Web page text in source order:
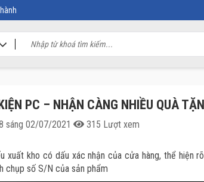
PC – NHẬN CÀNG NHIỀU QUÀ
sáng 02/07/2021 315 Lượt xem
xuất kho có dấu xác nhận của cửa hàng, thể hiện
chụp số S/N của sản phẩm